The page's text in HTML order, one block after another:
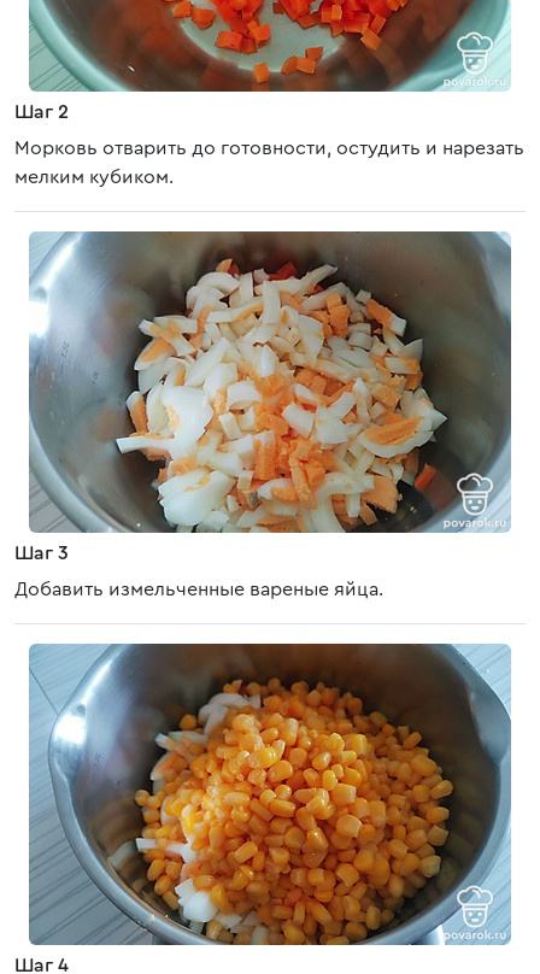
Шаг 2
Морковь отварить до готовности, остудить и нарезать
мелким кубиком.
Шаг 3
Добавить измельченные вареные яйца.
Шаг 4